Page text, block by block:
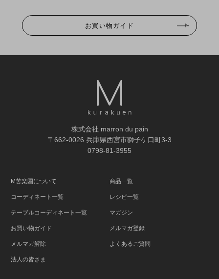
お買い物ガイド
株式会社 marron du pain
〒662-0026 兵庫県西宮市獅子ケ口町3-3
0798-81-3955
M苦楽園について 商品一覧
コーディネート一覧 レシピ一覧
テーブルコーディネート一覧 マガジン
お買い物ガイド メルマガ登録
メルマガ解除 よくあるご質問
法人の皆さま